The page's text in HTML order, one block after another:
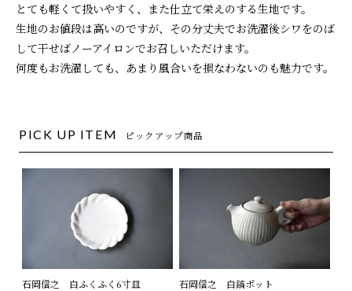
とても軽くて扱いやすく、また仕立て栄えのする生地です。
生地のお値段は高いのですが、その分丈夫でお洗濯後シワをのば
して干せばノーアイロンでお召しいただけます。
何度もお洗濯しても、あまり風合いを損なわないのも魅力です。
PICK UP ITEM ピックアップ商品
石岡信之 白ふくふく6寸皿
石岡信之 白鎬ポット